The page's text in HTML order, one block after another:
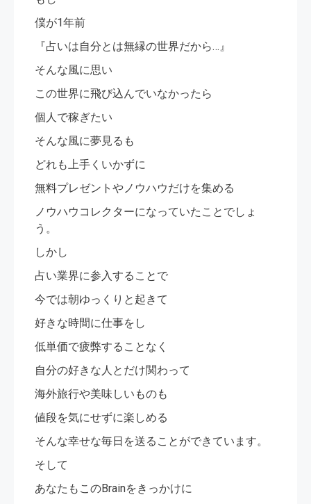
僕が1年前
『占いは自分とは無縁の世界だから…』
そんな風に思い
この世界に飛び込んでいなかったら
個人で稼ぎたい
そんな風に夢見るも
どれも上手くいかずに
無料プレゼントやノウハウだけを集める
ノウハウコレクターになっていたことでしょ
う。
しかし
占い業界に参入することで
今では朝ゆっくりと起きて
好きな時間に仕事をし
低単価で疲弊することなく
自分の好きな人とだけ関わって
海外旅行や美味しいものも
値段を気にせずに楽しめる
そんな幸せな毎日を送ることができています。
そして
あなたもこのBrainをきっかけに